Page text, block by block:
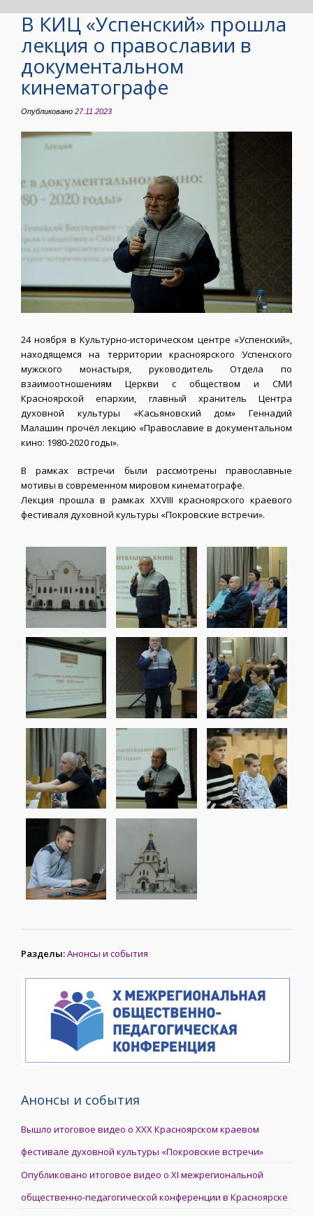
В КИЦ «Успенский» прошла
лекция о православии в
документальном
кинематографе
Опубликовано 27.11.2023
24 ноября в Культурно-историческом центре «Успенский»,
находящемся на территории красноярского Успенского
мужского монастыря, руководитель Отдела по
взаимоотношениям Церкви с обществом и СМИ
Красноярской епархии, главный хранитель Центра
духовной культуры «Касьяновский дом» Геннадий
Малашин прочёл лекцию «Православие в документальном
кино: 1980-2020 годы».
В рамках встречи были рассмотрены православные
мотивы в современном мировом кинематографе.
Лекция прошла в рамках XXVIII красноярского краевого
фестиваля духовной культуры «Покровские встречи».
Разделы:Анонсы и события
Анонсы и события
Вышло итоговое видео о XXX Красноярском краевом
фестивале духовной культуры «Покровские встречи»
Опубликовано итоговое видео о XI межрегиональной
общественно-педагогической конференции в Красноярске